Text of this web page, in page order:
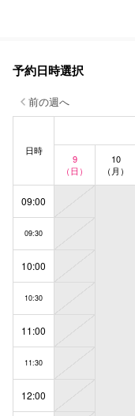
予約日時選択
前の週へ
日時
9
（日）
10
（月）
09:00
09:30
10:00
10:30
11:00
11:30
12:00